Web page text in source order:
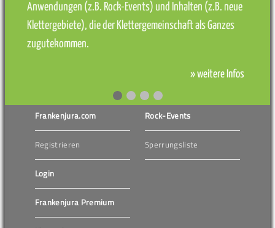
Anwendungen (z.B. Rock-Events) und Inhalten (z.B. neue
Klettergebiete), die der Klettergemeinschaft als Ganzes
zugutekommen.
» weitere Infos
Frankenjura.com
Registrieren
Login
Frankenjura Premium
Rock-Events
Sperrungsliste